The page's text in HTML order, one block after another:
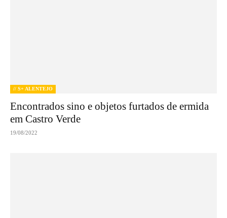
// S+ ALENTEJO
Encontrados sino e objetos furtados de ermida
em Castro Verde
19/08/2022